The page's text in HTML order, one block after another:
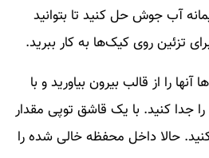
آب جوش حل کنید تا بتوانید
تزئین روی کیک‌ها به کار ببرید.
را از قالب بیرون بیاورید و با
جدا کنید. با یک قاشق توپی مقدار
حالا داخل محفظه خالی شده را